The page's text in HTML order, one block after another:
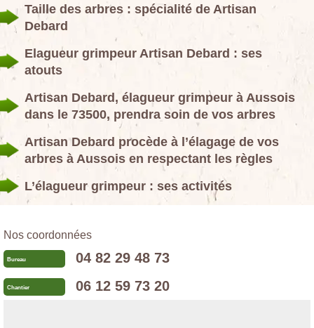
Taille des arbres : spécialité de Artisan
Debard
Elagueur grimpeur Artisan Debard : ses
atouts
Artisan Debard, élagueur grimpeur à Aussois
dans le 73500, prendra soin de vos arbres
Artisan Debard procède à l’élagage de vos
arbres à Aussois en respectant les règles
L’élagueur grimpeur : ses activités
Nos coordonnées
Bureau 04 82 29 48 73
Chantier 06 12 59 73 20